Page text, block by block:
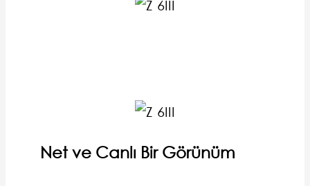
Net ve Canlı Bir Görünüm